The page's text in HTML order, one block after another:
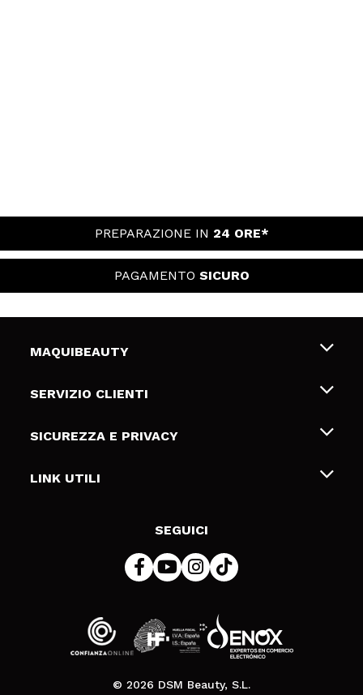
PREPARAZIONE IN 24 ORE*
PAGAMENTO SICURO
MAQUIBEAUTY
Chi siamo
Gift Cards
SERVIZIO CLIENTI
Spedizioni & Resi
Metodi di pagamamento
SICUREZZA E PRIVACY
Termini e condizioni
LINK UTILI
SEGUICI
© 2026 DSM Beauty, S.L.